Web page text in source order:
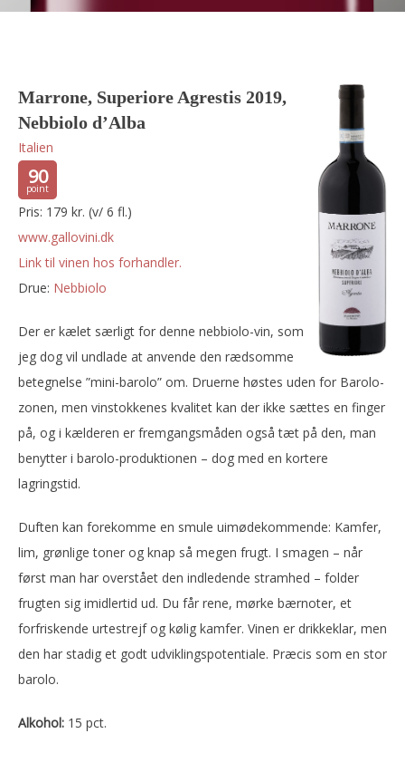
Marrone, Superiore Agrestis 2019,
Nebbiolo d’Alba
Italien
90
Pris: 179 kr. (v/ 6 fl.)
www.gallovini.dk
Link til vinen hos forhandler.
Drue:
nebbiolo
Der er kælet særligt for denne nebbiolo-vin, som
jeg dog vil undlade at anvende den rædsomme
betegnelse ”mini-barolo” om. Druerne høstes uden for Barolo-
zonen, men vinstokkenes kvalitet kan der ikke sættes en finger
på, og i kælderen er fremgangsmåden også tæt på den, man
benytter i barolo-produktionen – dog med en kortere
lagringstid.
Duften kan forekomme en smule uimødekommende: Kamfer,
lim, grønlige toner og knap så megen frugt. I smagen – når
først man har overstået den indledende stramhed – folder
frugten sig imidlertid ud. Du får rene, mørke bærnoter, et
forfriskende urtestrejf og kølig kamfer. Vinen er drikkeklar, men
den har stadig et godt udviklingspotentiale. Præcis som en stor
barolo.
Alkohol: 15 pct.